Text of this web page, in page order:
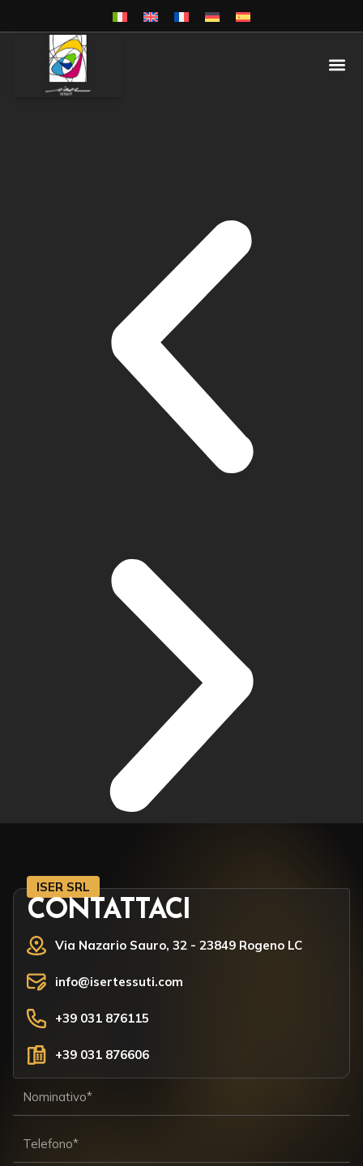
ISER SRL
CONTATTACI
Via Nazario Sauro, 32 - 23849 Rogeno LC
info@isertessuti.com
+39 031 876115
+39 031 876606